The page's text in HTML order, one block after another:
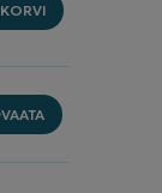
KORVI
VAATA